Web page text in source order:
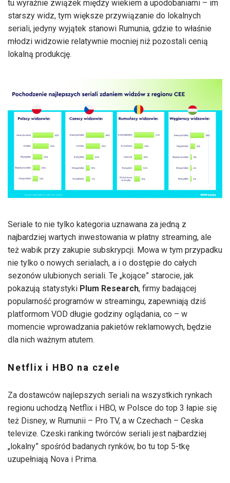
tu wyraźnie związek między wiekiem a upodobaniami – im
starszy widz, tym większe przywiązanie do lokalnych
seriali, jedyny wyjątek stanowi Rumunia, gdzie to właśnie
młodzi widzowie relatywnie mocniej niż pozostali cenią
lokalną produkcję.
Seriale to nie tylko kategoria uznawana za jedną z
najbardziej wartych inwestowania w płatny streaming, ale
też wabik przy zakupie subskrypcji. Mowa w tym przypadku
nie tylko o nowych serialach, a i o dostępie do całych
sezonów ulubionych seriali. Te „kojące” starocie, jak
pokazują statystyki Plum Research, firmy badającej
popularność programów w streamingu, zapewniają dziś
platformom VOD długie godziny oglądania, co – w
momencie wprowadzania pakietów reklamowych, będzie
dla nich ważnym atutem.
Netflix i HBO na czele
Za dostawców najlepszych seriali na wszystkich rynkach
regionu uchodzą Netflix i HBO, w Polsce do top 3 łapie się
też Disney, w Rumunii – Pro TV, a w Czechach – Ceska
televize. Czeski ranking twórców seriali jest najbardziej
„lokalny” spośród badanych rynków, bo tu top 5-tkę
uzupełniają Nova i Prima.